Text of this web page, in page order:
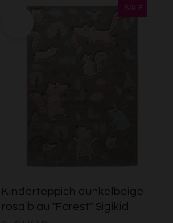
Kinderteppich dunkelbeige
rosa blau "Forest" Sigikid